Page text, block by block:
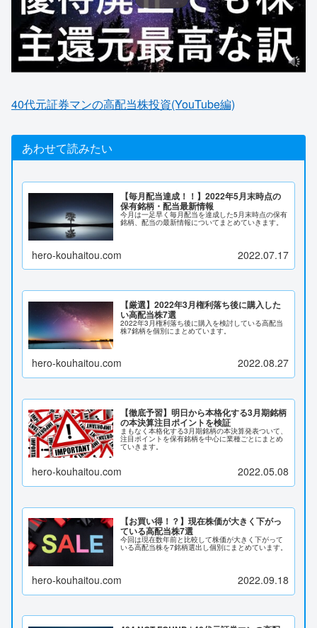
40代元証券マンの高配当株投資(YouTube編)
あわせて読みたい
【毎月配当達成！！】2022年5月末時点の
保有銘柄・配当最新情報
今月は一足早く毎月配当を達成した5月末時点の保有
銘柄、配当の最新情報についてまとめていきます。
hero-kouhaitou.com 2022.07.17
【厳選】2022年3月権利落ち後に購入した
い高配当株7選
2022年3月権利落ち後に購入を検討している高配当
株7銘柄を個別にまとめています。
hero-kouhaitou.com 2022.08.27
【徹底予習】明日から本格化する3月期銘柄
の本決算注目ポイントを検証
まもなく本格化する3月期銘柄の本決算発表ついて、
注目ポイントを保有銘柄を中心に業種ごとにまとめ
ていきます。
hero-kouhaitou.com 2022.05.08
【お買い得！？】現在株価が大きく下がっ
ている高配当株7選
今回は現在数年前と比較して株価が大きく下がって
いる高配当株を7銘柄選出し個別にまとめています。
hero-kouhaitou.com 2022.09.18